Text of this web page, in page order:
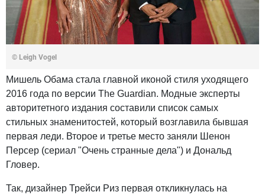
© Leigh Vogel
Мишель Обама стала главной иконой стиля уходящего
2016 года по версии The Guardian. Модные эксперты
авторитетного издания составили список самых
стильных знаменитостей, который возглавила бывшая
первая леди. Второе и третье место заняли Шенон
Персер (сериал "Очень странные дела") и Дональд
Гловер.
Так, дизайнер Трейси Риз первая откликнулась на